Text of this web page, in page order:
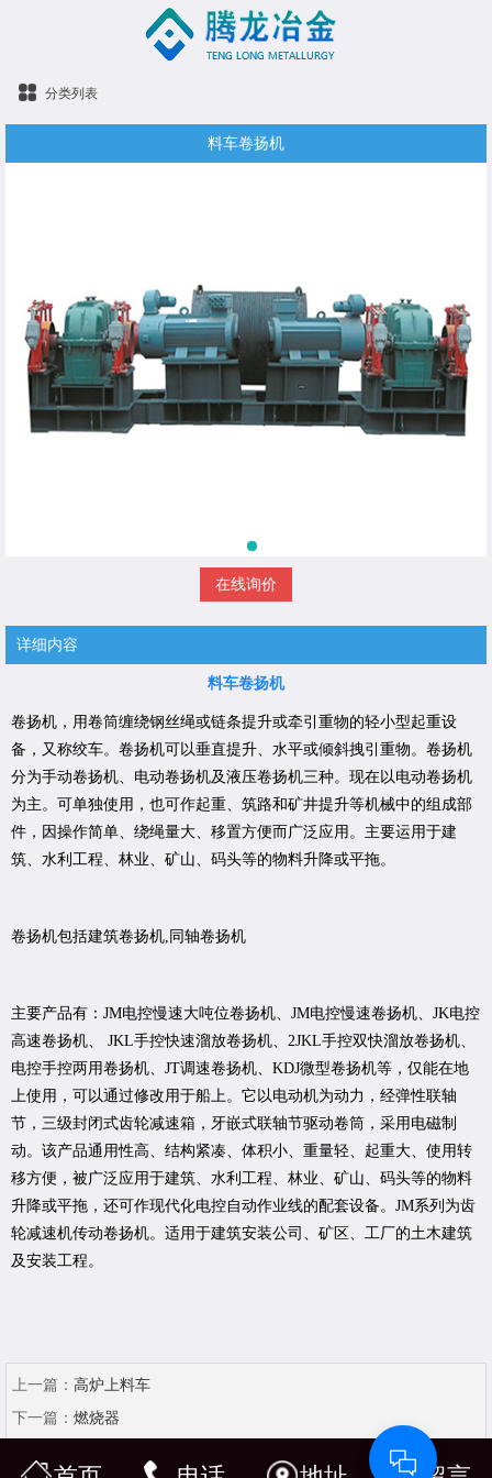
分类列表
料车卷扬机
在线询价
详细内容
料车卷扬机
卷扬机，用卷筒缠绕钢丝绳或链条提升或牵引重物的轻小型起重设
备，又称绞车。卷扬机可以垂直提升、水平或倾斜拽引重物。卷扬机
分为手动卷扬机、电动卷扬机及液压卷扬机三种。现在以电动卷扬机
为主。可单独使用，也可作起重、筑路和矿井提升等机械中的组成部
件，因操作简单、绕绳量大、移置方便而广泛应用。主要运用于建
筑、水利工程、林业、矿山、码头等的物料升降或平拖。
卷扬机包括建筑卷扬机,同轴卷扬机
主要产品有：JM电控慢速大吨位卷扬机、JM电控慢速卷扬机、JK电控
高速卷扬机、 JKL手控快速溜放卷扬机、2JKL手控双快溜放卷扬机、
电控手控两用卷扬机、JT调速卷扬机、KDJ微型卷扬机等，仅能在地
上使用，可以通过修改用于船上。它以电动机为动力，经弹性联轴
节，三级封闭式齿轮减速箱，牙嵌式联轴节驱动卷筒，采用电磁制
动。该产品通用性高、结构紧凑、体积小、重量轻、起重大、使用转
移方便，被广泛应用于建筑、水利工程、林业、矿山、码头等的物料
升降或平拖，还可作现代化电控自动作业线的配套设备。JM系列为齿
轮减速机传动卷扬机。适用于建筑安装公司、矿区、工厂的土木建筑
及安装工程。
上一篇： 高炉上料车
下一篇： 燃烧器